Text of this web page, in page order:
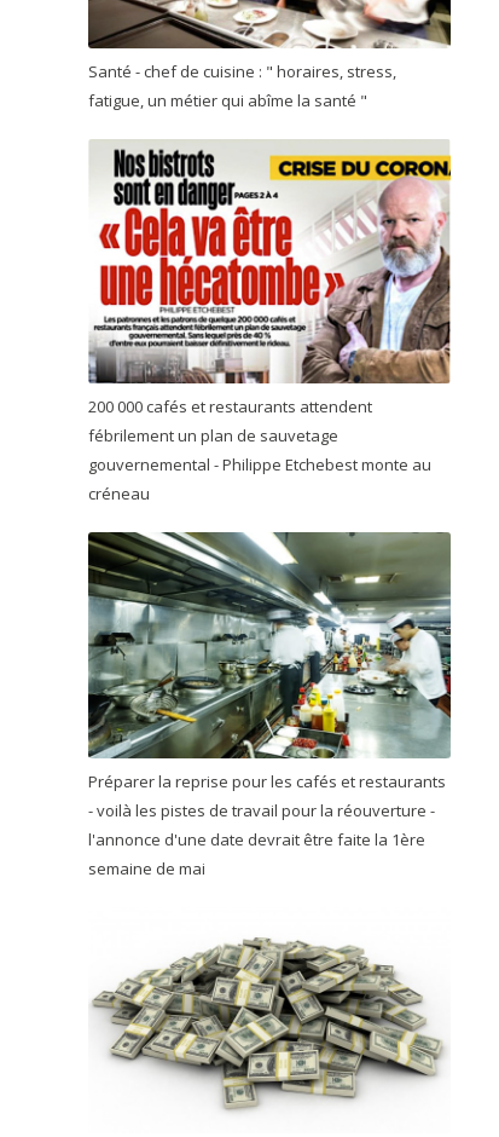
Santé - chef de cuisine : " horaires, stress,
fatigue, un métier qui abîme la santé "
200 000 cafés et restaurants attendent
fébrilement un plan de sauvetage
gouvernemental - Philippe Etchebest monte au
créneau
Préparer la reprise pour les cafés et restaurants
- voilà les pistes de travail pour la réouverture -
l'annonce d'une date devrait être faite la 1ère
semaine de mai